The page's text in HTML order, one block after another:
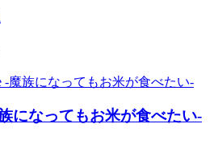
になってもお米が食べたい-